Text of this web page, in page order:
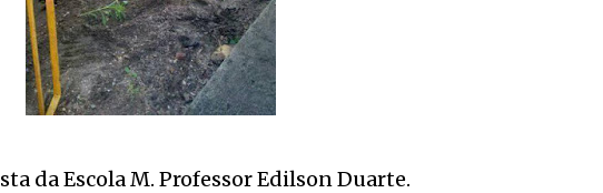
da Escola M. Professor Edilson Duarte.